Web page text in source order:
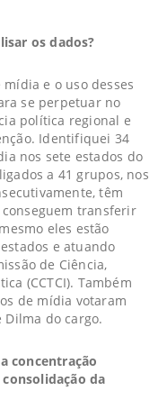
os dados?
e o uso desses
se perpetuar no
política regional e
Identifiquei 34
nos sete estados do
a 41 grupos, nos
têm
transferir
eles estão
e atuando
de Ciência,
(CCTCI). Também
de mídia votaram
do cargo.
concentração
da